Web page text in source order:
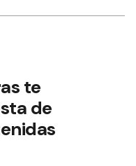
te
de